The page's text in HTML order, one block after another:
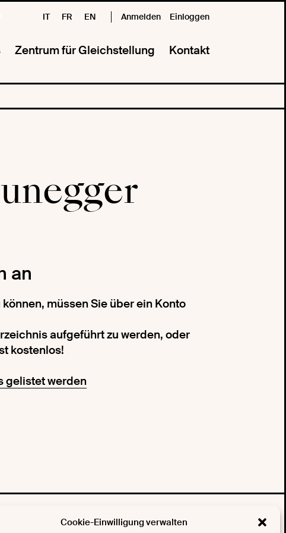
Cookie-Einwilligung verwalten
Einloggen
Anmelden
IT FR EN
Zentrum für Gleichstellung Kontakt
an
müssen Sie über ein Konto
aufgeführt zu werden, oder
kostenlos!
gelistet werden
Newsletter